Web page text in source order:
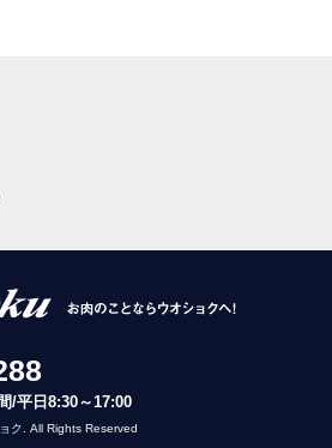
/平日8:30～17:00
ク. All Rights Reserved